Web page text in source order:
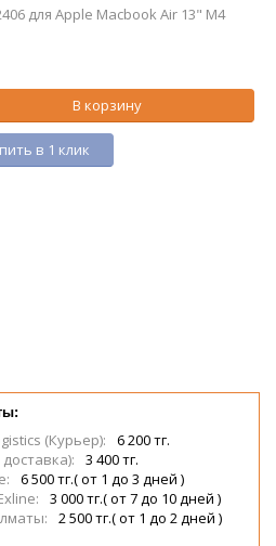
для Apple Macbook Air 13" M4
В корзину
в 1 клик
(Курьер):
6 200 тг.
3 400 тг.
6 500 тг.( от 1 до 3 дней )
3 000 тг.( от 7 до 10 дней )
2 500 тг.( от 1 до 2 дней )